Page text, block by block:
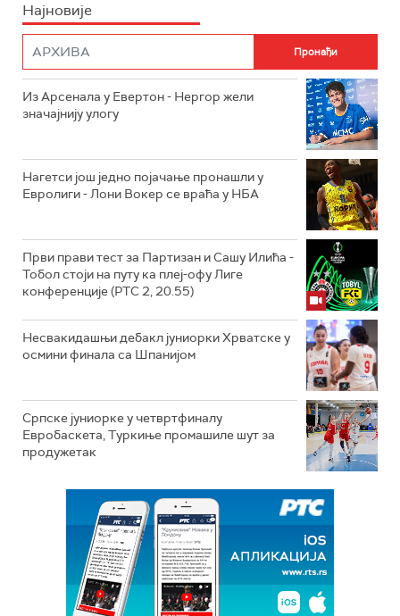
Најновије
Из Арсенала у Евертон - Нергор жели
значајнију улогу
Нагетси још једно појачање пронашли у
Евролиги - Лони Вокер се враћа у НБА
Први прави тест за Партизан и Сашу Илића -
Тобол стоји на путу ка плеј-офу Лиге
конференције (РТС 2, 20.55)
Несвакидашњи дебакл јуниорки Хрватске у
осмини финала са Шпанијом
Српске јуниорке у четвртфиналу
Евробаскета, Туркиње промашиле шут за
продужетак